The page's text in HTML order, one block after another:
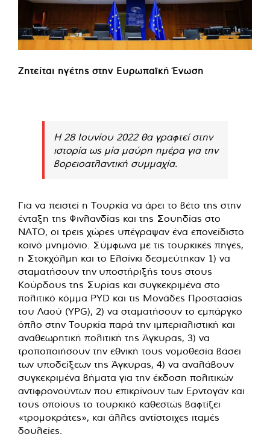
Ζητείται ηγέτης στην Ευρωπαϊκή Ένωση
Η 28 Ιουνίου 2022 θα γραφτεί στην
ιστορία ως μία μαύρη ημέρα για την
βορειοατλαντική συμμαχία.
Για να πειστεί η Τουρκία να άρει το βέτο της στην
ένταξη της Φινλανδίας και της Σουηδίας στο
ΝΑΤΟ, οι τρεις χώρες υπέγραψαν ένα επονείδιστο
κοινό μνημόνιο. Σύμφωνα με τις τουρκικές πηγές,
η Στοκχόλμη και το Ελσίνκι δεσμεύτηκαν 1) να
σταματήσουν την υποστήριξής τους στους
Κούρδους της Συρίας και συγκεκριμένα στο
πολιτικό κόμμα PYD και τις Μονάδες Προστασίας
του Λαού (YPG), 2) να σταματήσουν το εμπάργκο
όπλο στην Τουρκία παρά την ιμπεριαλιστική και
αναθεωρητική πολιτική της Άγκυρας, 3) να
τροποποιήσουν την εθνική τους νομοθεσία βάσει
των υποδείξεων της Άγκυρας, 4) να αναλάβουν
συγκεκριμένα βήματα για την έκδοση πολιτικών
αντιφρονούντων που επικρίνουν των Ερντογάν και
τους οποίους το τουρκικό καθεστώς βαφτίζει
«τρομοκράτες», και άλλες αντίστοιχες ιταμές
δουλείες.